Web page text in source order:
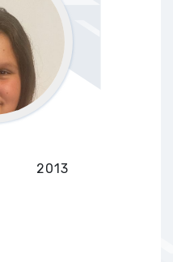
2013